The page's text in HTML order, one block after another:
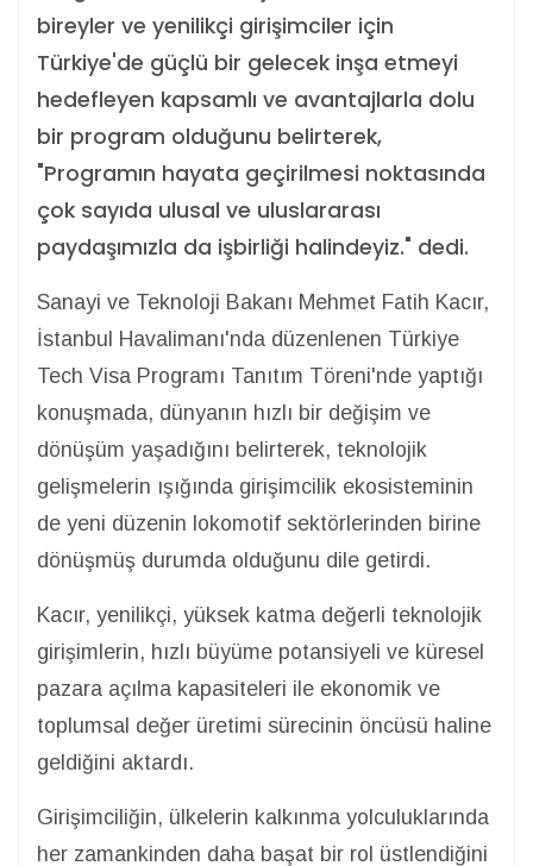
bireyler ve yenilikçi girişimciler için
Türkiye'de güçlü bir gelecek inşa etmeyi
hedefleyen kapsamlı ve avantajlarla dolu
bir program olduğunu belirterek,
"Programın hayata geçirilmesi noktasında
çok sayıda ulusal ve uluslararası
paydaşımızla da işbirliği halindeyiz." dedi.
Sanayi ve Teknoloji Bakanı Mehmet Fatih Kacır,
İstanbul Havalimanı'nda düzenlenen Türkiye
Tech Visa Programı Tanıtım Töreni'nde yaptığı
konuşmada, dünyanın hızlı bir değişim ve
dönüşüm yaşadığını belirterek, teknolojik
gelişmelerin ışığında girişimcilik ekosisteminin
de yeni düzenin lokomotif sektörlerinden birine
dönüşmüş durumda olduğunu dile getirdi.
Kacır, yenilikçi, yüksek katma değerli teknolojik
girişimlerin, hızlı büyüme potansiyeli ve küresel
pazara açılma kapasiteleri ile ekonomik ve
toplumsal değer üretimi sürecinin öncüsü haline
geldiğini aktardı.
Girişimciliğin, ülkelerin kalkınma yolculuklarında
her zamankinden daha başat bir rol üstlendiğini